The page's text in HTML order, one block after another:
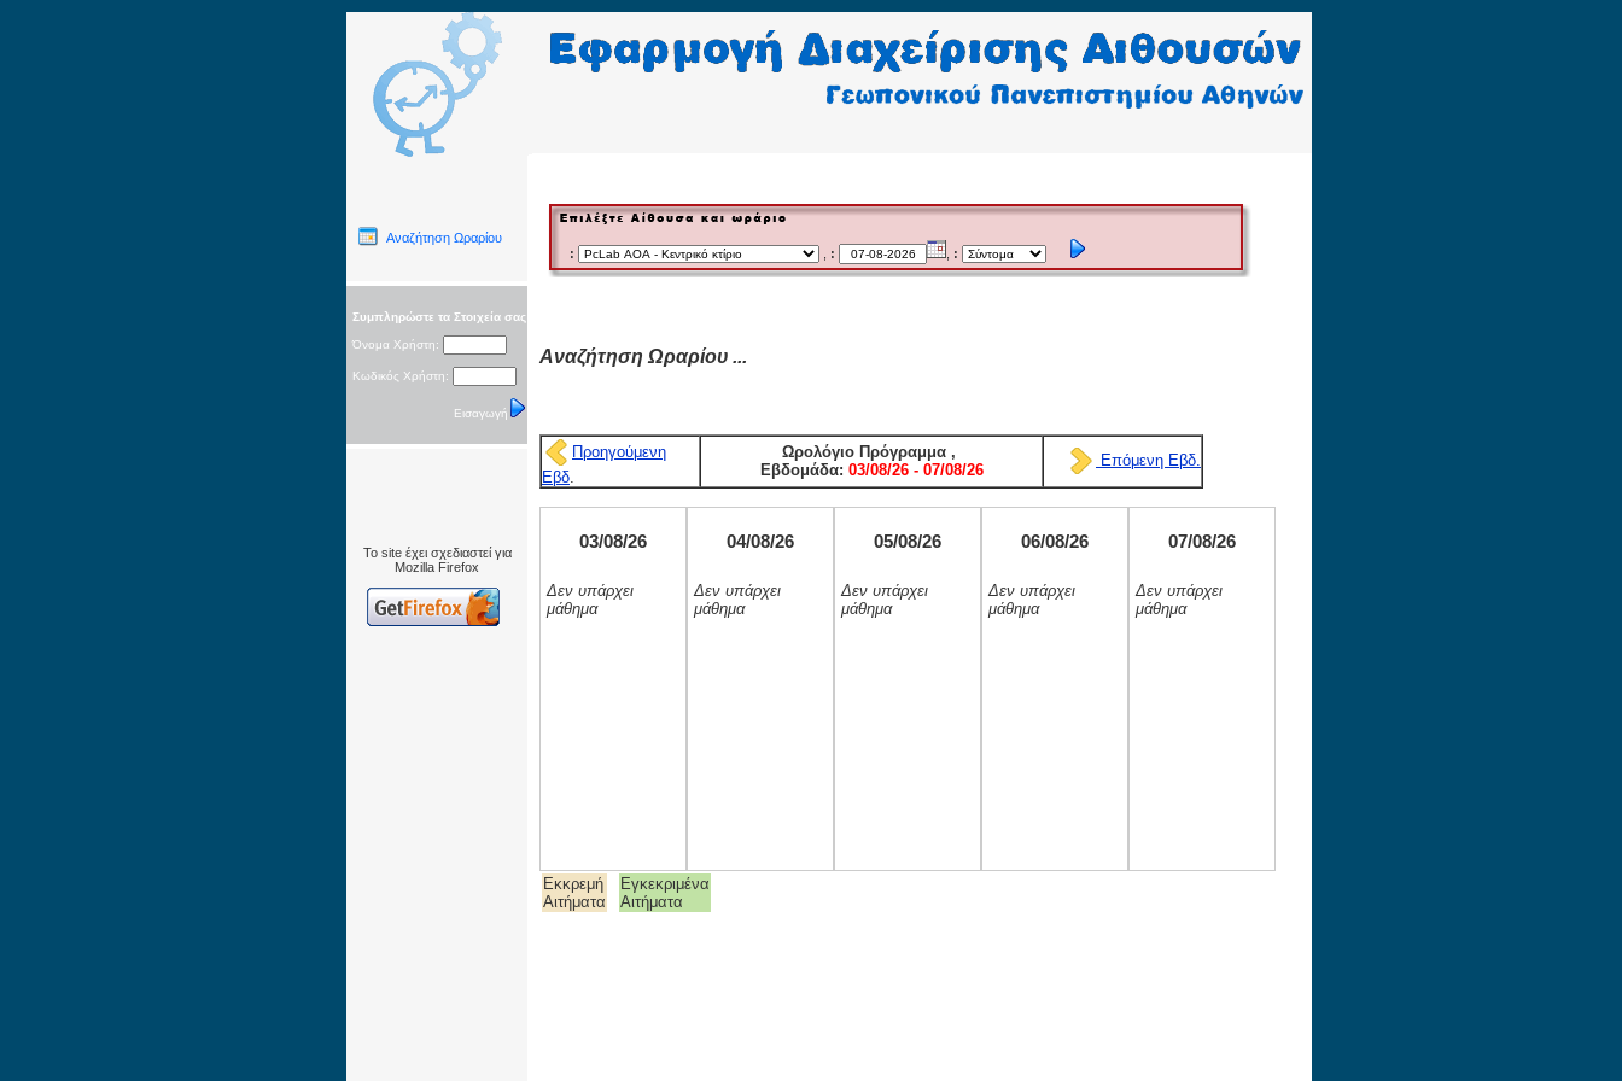
Αναζήτηση Ωραρίου
Συμπληρώστε τα Στοιχεία σας
Όνομα Χρήστη:
Κωδικός Χρήστη:
Εισαγωγή
Το site έχει σχεδιαστεί για
Mozilla Firefox
: : :
Αναζήτηση Ωραρίου ...
Προηγούμενη
Εβδ.
Ωρολόγιο Πρόγραμμα ,
Εβδομάδα: 03/08/26 - 07/08/26
Επόμενη Εβδ.
03/08/26
Δεν υπάρχει
μάθημα
04/08/26
Δεν υπάρχει
μάθημα
05/08/26
Δεν υπάρχει
μάθημα
06/08/26
Δεν υπάρχει
μάθημα
07/08/26
Δεν υπάρχει
μάθημα
Εκκρεμή
Αιτήματα
Εγκεκριμένα
Αιτήματα